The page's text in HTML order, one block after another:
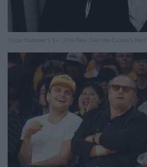
Oscar Nummer 1 für „One Flew Over the Cuckoo’s Nest“.